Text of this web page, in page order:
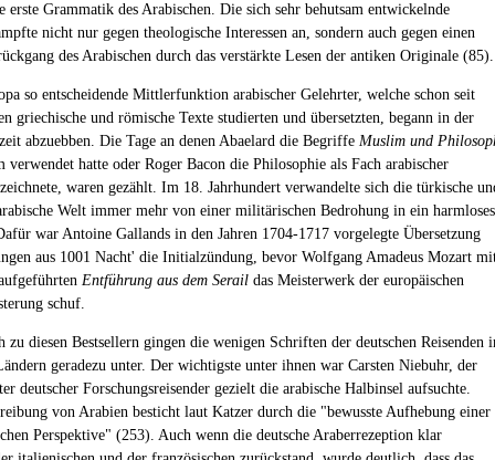
erste Grammatik des Arabischen. Die sich sehr behutsam entwickelnde
nicht nur gegen theologische Interessen an, sondern auch gegen einen
des Arabischen durch das verstärkte Lesen der antiken Originale (85).
so entscheidende Mittlerfunktion arabischer Gelehrter, welche schon seit
griechische und römische Texte studierten und übersetzten, begann in der
abzuebben. Die Tage an denen Abaelard die Begriffe Muslim und
verwendet hatte oder Roger Bacon die Philosophie als Fach arabischer
waren gezählt. Im 18. Jahrhundert verwandelte sich die türkische
Welt immer mehr von einer militärischen Bedrohung in ein harmloses
war Antoine Gallands in den Jahren 1704-1717 vorgelegte Übersetzung
aus 1001 Nacht' die Initialzündung, bevor Wolfgang Amadeus Mozart
Entführung aus dem Serail das Meisterwerk der europäischen
schuf.
zu diesen Bestsellern gingen die wenigen Schriften der deutschen Reisenden
geradezu unter. Der wichtigste unter ihnen war Carsten Niebuhr, der
deutscher Forschungsreisender gezielt die arabische Halbinsel aufsuchte.
von Arabien besticht laut Katzer durch die "bewusste Aufhebung einer
Perspektive" (253). Auch wenn die deutsche Araberrezeption klar